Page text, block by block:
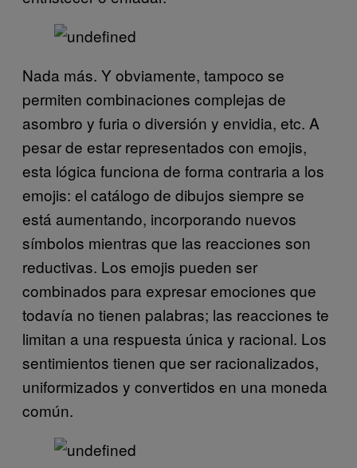
Nada más. Y obviamente, tampoco se
permiten combinaciones complejas de
asombro y furia o diversión y envidia, etc. A
pesar de estar representados con emojis,
esta lógica funciona de forma contraria a los
emojis: el catálogo de dibujos siempre se
está aumentando, incorporando nuevos
símbolos mientras que las reacciones son
reductivas. Los emojis pueden ser
combinados para expresar emociones que
todavía no tienen palabras; las reacciones te
limitan a una respuesta única y racional. Los
sentimientos tienen que ser racionalizados,
uniformizados y convertidos en una moneda
común.